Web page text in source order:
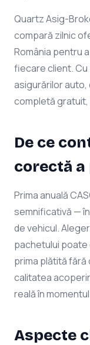
Quartz Asig-
compară zilnic
România pentru
fiecare client. Cu
asigurărilor auto,
completă gratuit,
De ce
corectă a
Prima anuală
semnificativă —
de vehicul.
pachetului poate
prima plătită fără
calitatea
reală în
Aspecte